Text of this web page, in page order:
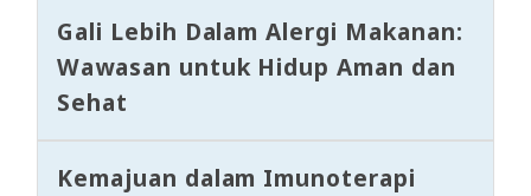
Gali Lebih Dalam Alergi Makanan:
Wawasan untuk Hidup Aman dan
Sehat
Kemajuan dalam Imunoterapi